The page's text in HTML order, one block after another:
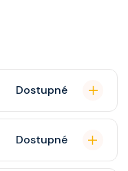
Dostupné
Dostupné